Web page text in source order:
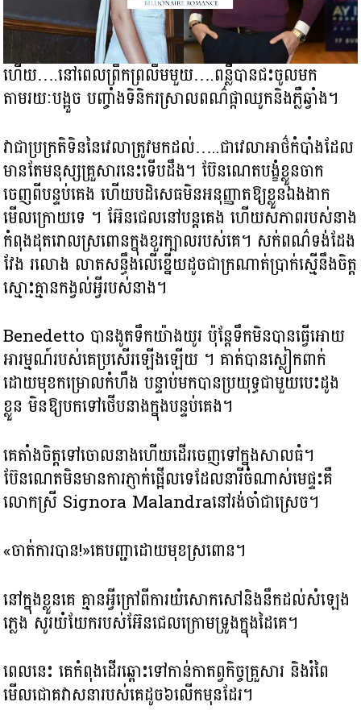
ហើយ….នៅពេលព្រឹកព្រលឹមមួយ….ពន្លឺបានជះចូលមក
តាមរយៈបង្អួច បញ្ចាំងទិនិករស្រាលពណ៌ផ្កាឈូកនិងភ្លឺឆ្វាំង។
វាជាប្រក្រតិទិននៃវេលាត្រូវមកដល់…..ជាវេលាអាថ៌កំបាំងដែល
មានតែមនុស្សគ្រួសារនេះទើបដឹង។ ប៊ែនណេតបង្ខំខ្លួនចាក
ចេញពីបន្ទប់គេង ហើយបដិសេធមិនអនុញ្ញាតឱ្យខ្លួនឯងងាក
មើលក្រោយទេ ។ អ៊ែនជេលនៅបន្តគេង ហើយសភាពរបស់នាង
កំពុងដុតរោលស្រពោនក្នុងខួរក្បាលរបស់គេ។ សក់ពណ៌ទង់ដែង
វែង រលោង លាតសន្ធឹងលើខ្នើយដូចជាក្រណាត់ប្រាក់ស្មើនឹងចិត្ត
ស្មោះគ្មានកង្វល់អ្វីរបស់នាង។
Benedetto បានងូតទឹកយ៉ាងយូរ ប៉ុន្តែទឹកមិនបានធ្វើអោយ
អារម្មណ៍របស់គេប្រសើរឡើងឡើយ ។ គាត់បានស្លៀកពាក់
ដោយមុខកម្រោលកំហឹង បន្ទាប់មកបានប្រយុទ្ធជាមួយបេះដូង
ខ្លួន មិនឱ្យបកទៅថើបនាងក្នុងបន្ទប់គេង។
គេតាំងចិត្តទៅចោលនាងហើយដើរចេញទៅក្នុងសាលធំ។
ប៊ែនណេតមិនមានការភ្ញាក់ផ្អើលទេដែលនារីចំណាស់មេផ្ទះគឺ
លោកស្រី Signora Malandraនៅរង់ចាំជាស្រេច។
«ចាត់ការបាន!»គេបញ្ជាដោយមុខស្រពោន។
នៅក្នុងខ្លួនគេ គ្មានអ្វីក្រៅពីការយំសោកសៅនិងនឹកដល់សំឡេង
ភ្លេង សូរយំយែករបស់អ៊ែនជេលក្រោមទ្រូងក្នុងដៃគេ។
ពេលនេះ គេកំពុងដើរឆ្ពោះទៅកាន់កាតព្វកិច្ចគ្រួសារ និងរំពៃ
មើលជោគវាសនារបស់គេដូច៦លើកមុនដែរ។